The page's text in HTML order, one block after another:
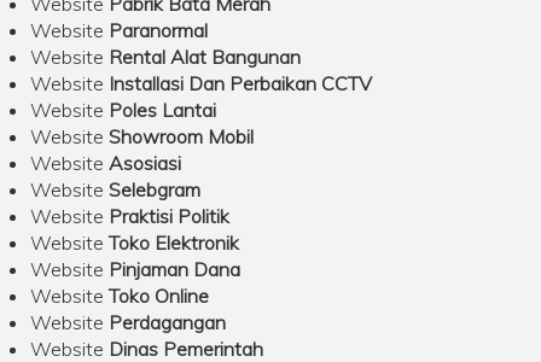
Website Paranormal
Website Rental Alat Bangunan
Website Installasi Dan Perbaikan CCTV
Website Poles Lantai
Website Showroom Mobil
Website Asosiasi
Website Selebgram
Website Praktisi Politik
WebsiteToko Elektronik
Website Pinjaman Dana
WebsiteToko Online
Website Perdagangan
Website Dinas Pemerintah